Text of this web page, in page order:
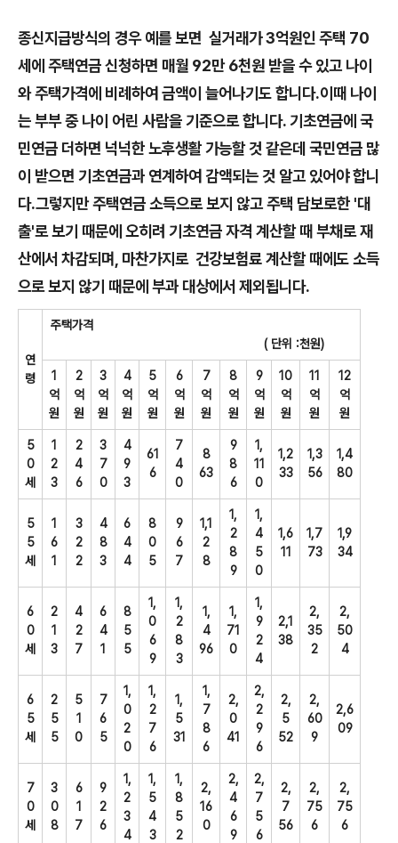
종신지급방식의 경우 예를 보면 실거래가 3억원인 주택 70
세에 주택연금 신청하면 매월 92만 6천원 받을 수 있고 나이
와 주택가격에 비례하여 금액이 늘어나기도 합니다.이때 나이
는 부부 중 나이 어린 사람을 기준으로 합니다. 기초연금에 국
민연금 더하면 넉넉한 노후생활 가능할 것 같은데 국민연금 많
이 받으면 기초연금과 연계하여 감액되는 것 알고 있어야 합니
다.그렇지만 주택연금 소득으로 보지 않고 주택 담보로한 '대
출'로 보기 때문에 오히려 기초연금 자격 계산할 때 부채로 재
산에서 차감되며, 마찬가지로 건강보험료 계산할 때에도 소득
으로 보지 않기 때문에 부과 대상에서 제외됩니다.
연
령
주택가격
( 단위 :천원)
1
억
원
2
억
원
3
억
원
4
억
원
5
억
원
6
억
원
7
억
원
8
억
원
9
억
원
10
억
원
11
억
원
12
억
원
5
0
세
1
2
3
2
4
6
3
7
0
4
9
3
61
6
7
4
0
8
63
9
8
6
1,
11
0
1,2
33
1,3
56
1,4
80
5
5
세
1
6
1
3
2
2
4
8
3
6
4
4
8
0
5
9
6
7
1,1
2
8
1,
2
8
9
1,
4
5
0
1,6
11
1,7
73
1,9
34
6
0
세
2
1
3
4
2
7
6
4
1
8
5
5
1,
0
6
9
1,
2
8
3
1,
4
96
1,
71
0
1,
9
2
4
2,1
38
2,
35
2
2,
50
4
6
5
세
2
5
5
5
1
0
7
6
5
1,
0
2
0
1,
2
7
6
1,
5
31
1,
7
8
6
2,
0
41
2,
2
9
6
2,
5
52
2,
60
9
2,6
09
7
0
세
3
0
8
6
1
7
9
2
6
1,
2
3
4
1,
5
4
3
1,
8
5
2
2,
16
0
2,
4
6
9
2,
7
5
6
2,
7
56
2,
75
6
2,
75
6